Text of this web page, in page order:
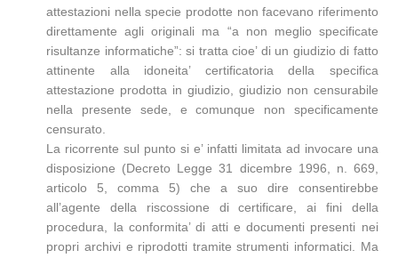
attestazioni nella specie prodotte non facevano riferimento
direttamente agli originali ma “a non meglio specificate
risultanze informatiche”: si tratta cioe’ di un giudizio di fatto
attinente alla idoneita’ certificatoria della specifica
attestazione prodotta in giudizio, giudizio non censurabile
nella presente sede, e comunque non specificamente
censurato.
La ricorrente sul punto si e’ infatti limitata ad invocare una
disposizione (Decreto Legge 31 dicembre 1996, n. 669,
articolo 5, comma 5) che a suo dire consentirebbe
all’agente della riscossione di certificare, ai fini della
procedura, la conformita’ di atti e documenti presenti nei
propri archivi e riprodotti tramite strumenti informatici. Ma